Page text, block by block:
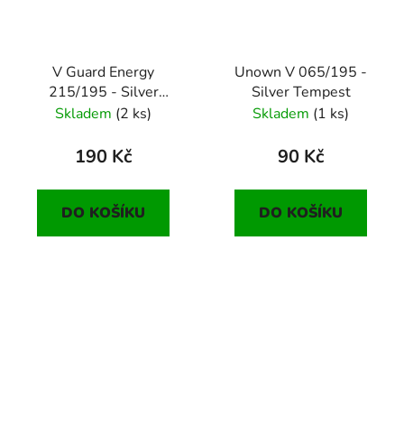
V Guard Energy
215/195 - Silver
Tempest
Skladem (2 ks)
190 Kč
DO KOŠÍKU
Unown V 065/195 -
Silver Tempest
Skladem (1 ks)
90 Kč
DO KOŠÍKU